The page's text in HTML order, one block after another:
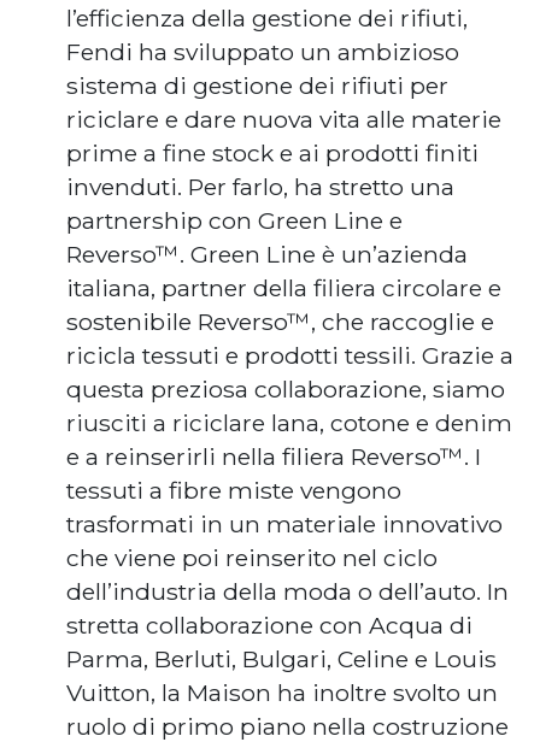
l’efficienza della gestione dei rifiuti,
Fendi ha sviluppato un ambizioso
sistema di gestione dei rifiuti per
riciclare e dare nuova vita alle materie
prime a fine stock e ai prodotti finiti
invenduti. Per farlo, ha stretto una
partnership con Green Line e
Reverso™. Green Line è un’azienda
italiana, partner della filiera circolare e
sostenibile Reverso™, che raccoglie e
ricicla tessuti e prodotti tessili. Grazie a
questa preziosa collaborazione, siamo
riusciti a riciclare lana, cotone e denim
e a reinserirli nella filiera Reverso™. I
tessuti a fibre miste vengono
trasformati in un materiale innovativo
che viene poi reinserito nel ciclo
dell’industria della moda o dell’auto. In
stretta collaborazione con Acqua di
Parma, Berluti, Bulgari, Celine e Louis
Vuitton, la Maison ha inoltre svolto un
ruolo di primo piano nella costruzione